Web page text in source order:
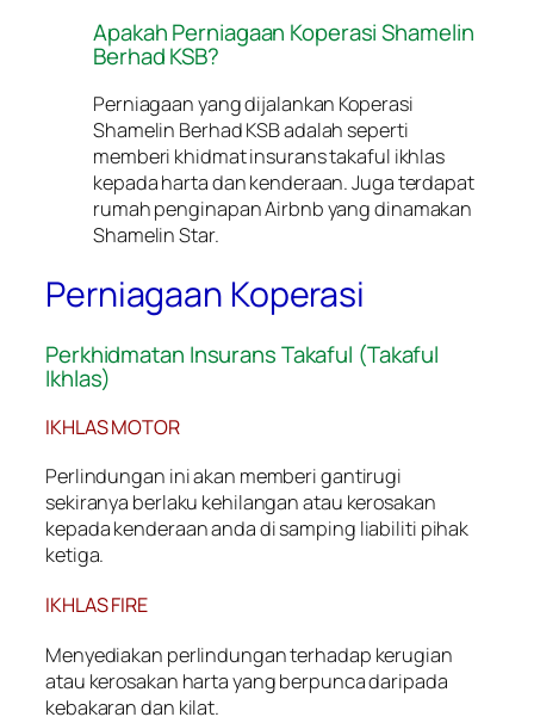
Apakah Perniagaan Koperasi Shamelin
Berhad KSB?
Perniagaan yang dijalankan Koperasi
Shamelin Berhad KSB adalah seperti
memberi khidmat insurans takaful ikhlas
kepada harta dan kenderaan. Juga terdapat
rumah penginapan Airbnb yang dinamakan
Shamelin Star.
Perniagaan Koperasi
Perkhidmatan Insurans Takaful (Takaful
Ikhlas)
IKHLAS MOTOR
Perlindungan ini akan memberi gantirugi
sekiranya berlaku kehilangan atau kerosakan
kepada kenderaan anda di samping liabiliti pihak
ketiga.
IKHLAS FIRE
Menyediakan perlindungan terhadap kerugian
atau kerosakan harta yang berpunca daripada
kebakaran dan kilat.